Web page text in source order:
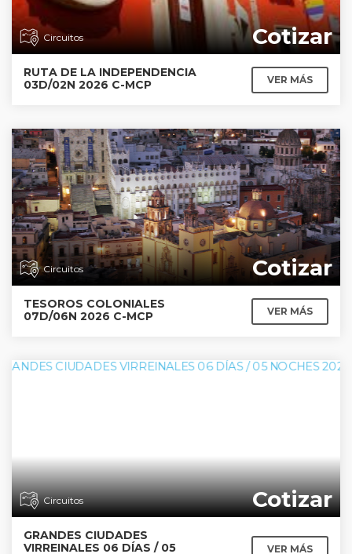
Circuitos Cotizar
RUTA DE LA INDEPENDENCIA
03D/02N 2026 C-MCP
VER MÁS
Circuitos Cotizar
TESOROS COLONIALES
07D/06N 2026 C-MCP
VER MÁS
Circuitos Cotizar
GRANDES CIUDADES
VIRREINALES 06 DÍAS / 05
VER MÁS